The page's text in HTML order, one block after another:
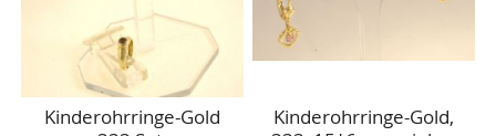
Kinderohrringe-Gold
Kinderohrringe-Gold,